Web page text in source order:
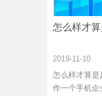
怎么样才
2019-11-10
怎么样才算是
作一个手机企